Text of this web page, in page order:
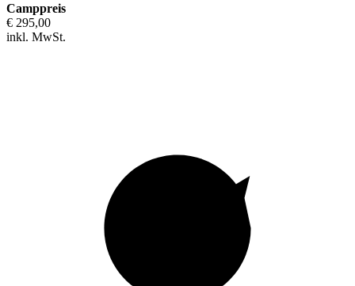
Camppreis
€ 295,00
inkl. MwSt.